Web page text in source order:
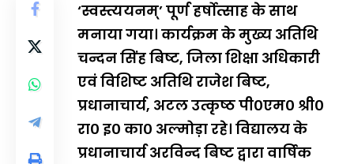
‘स्वस्त्ययनम्’ पूर्ण हर्षोत्साह के साथ
मनाया गया। कार्यक्रम के मुख्य अतिथि
चन्दन सिंह बिष्ट, जिला शिक्षा अधिकारी
एवं विशिष्ट अतिथि राजेश बिष्ट,
प्रधानाचार्य, अटल उत्कृष्ठ पी०एम० श्री०
रा० इ० का० अल्मोड़ा रहे। विद्यालय के
प्रधानाचार्य अरविन्द बिष्ट द्वारा वार्षिक